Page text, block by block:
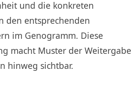
und die konkreten
den entsprechenden
im Genogramm. Diese
macht Muster der Weitergabe
hinweg sichtbar.